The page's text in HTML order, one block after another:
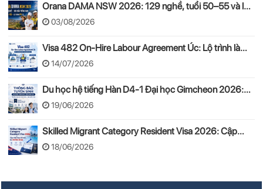
Orana DAMA NSW 2026: 129 nghề, tuổi 50–55 và lộ
trình PR
03/08/2026
Visa 482 On-Hire Labour Agreement Úc: Lộ trình làm
việc hợp pháp theo mô hình On-Hire
14/07/2026
Du học hệ tiếng Hàn D4-1 Đại học Gimcheon 2026:
Tuyển sinh, chi phí, hồ sơ
19/06/2026
Skilled Migrant Category Resident Visa 2026: Cập
nhật thay đổi mới từ 24/08/2026
18/06/2026